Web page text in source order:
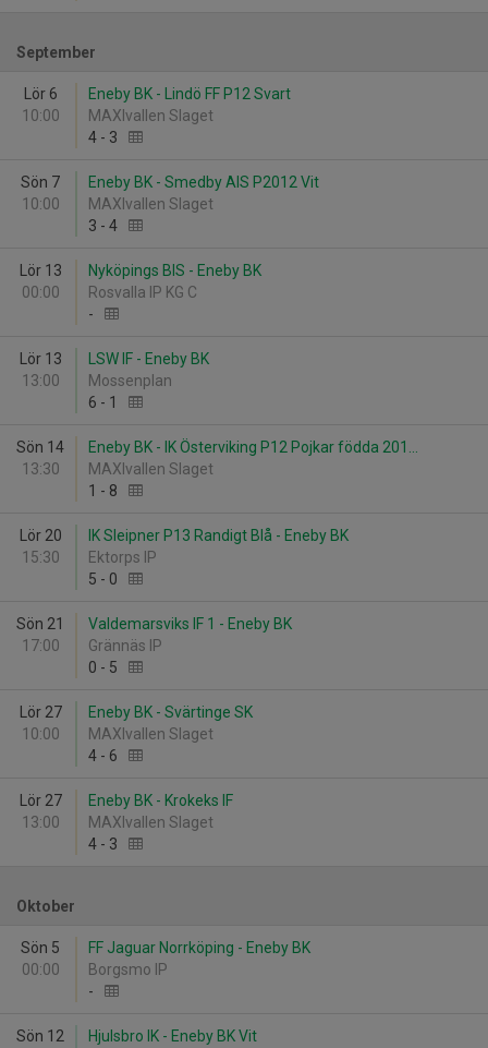
September
Lör 6
10:00
Eneby BK - Lindö FF P12 Svart
MAXIvallen Slaget
4 - 3
Sön 7
10:00
Eneby BK - Smedby AIS P2012 Vit
MAXIvallen Slaget
3 - 4
Lör 13
00:00
Nyköpings BIS - Eneby BK
Rosvalla IP KG C
-
Lör 13
13:00
LSW IF - Eneby BK
Mossenplan
6 - 1
Sön 14
13:30
Eneby BK - IK Österviking P12 Pojkar födda 201...
MAXIvallen Slaget
1 - 8
Lör 20
15:30
IK Sleipner P13 Randigt Blå - Eneby BK
Ektorps IP
5 - 0
Sön 21
17:00
Valdemarsviks IF 1 - Eneby BK
Grännäs IP
0 - 5
Lör 27
10:00
Eneby BK - Svärtinge SK
MAXIvallen Slaget
4 - 6
Lör 27
13:00
Eneby BK - Krokeks IF
MAXIvallen Slaget
4 - 3
Oktober
Sön 5
00:00
FF Jaguar Norrköping - Eneby BK
Borgsmo IP
-
Sön 12
Hjulsbro IK - Eneby BK Vit